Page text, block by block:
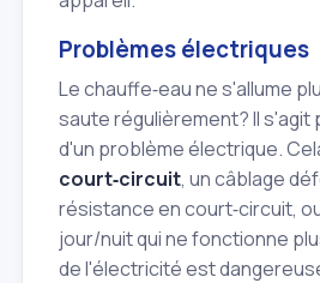
Problèmes électriques
Le chauffe‑eau ne s'allume
saute régulièrement? Il
d'un problème électrique.
court‑circuit, un câblage
résistance en court‑circuit,
jour/nuit qui ne fonctionne
de l'électricité est